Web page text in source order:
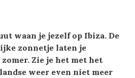
waan je jezelf op Ibiza. De
zonnetje laten je
Zie je het met het
weer even niet meer